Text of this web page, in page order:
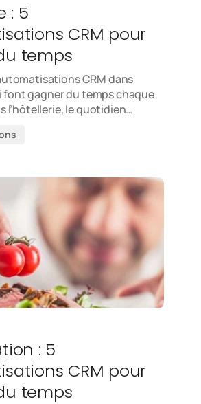
: 5
CRM pour
temps
CRM dans
font gagner du temps chaque
l’hôtellerie, le quotidien…
: 5
CRM pour
temps